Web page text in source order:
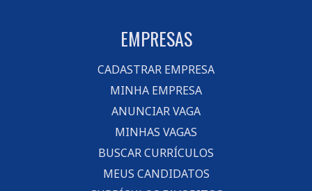
EMPRESAS
CADASTRAR EMPRESA
MINHA EMPRESA
ANUNCIAR VAGA
MINHAS VAGAS
BUSCAR CURRÍCULOS
MEUS CANDIDATOS